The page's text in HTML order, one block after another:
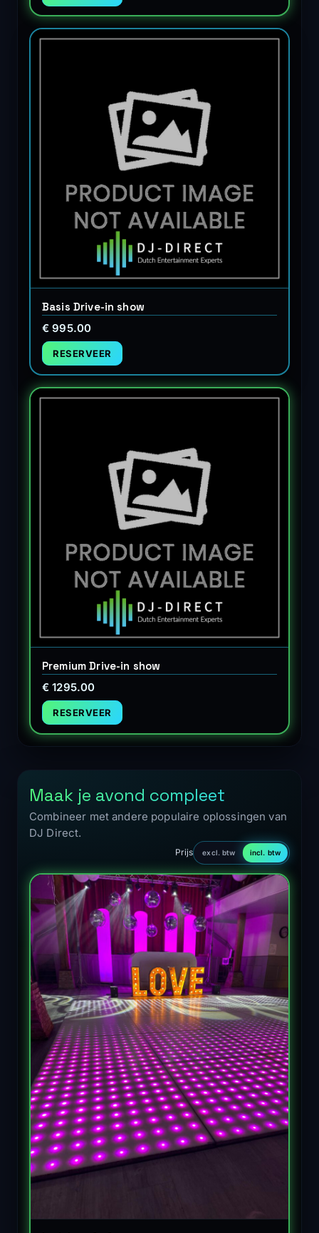
Basis Drive-in show
€ 995.00
RESERVEER
Premium Drive-in show
€ 1295.00
RESERVEER
Maak je avond compleet
Combineer met andere populaire oplossingen van
DJ Direct.
Prijs excl. btw incl. btw